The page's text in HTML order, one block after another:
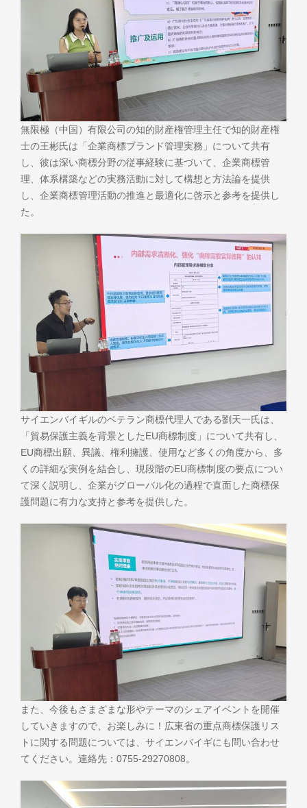
無限極（中国）有限公司の知的財産権管理主任で知的財産権
士の王彬氏は「企業商標ブランド管理実務」について共有
し、彼は深い商標分野の従事経験に基づいて、企業商標管
理、体系構築などの実務活動に対して構想と方法論を提供
し、企業商標管理活動の推進と最適化に啓示と参考を提供し
た。
サイエンバイギルのベテラン商標代理人である劉天一氏は、
「貿易保護主義を背景としたEU商標制度」について共有し、
EU商標出願、異議、権利擁護、使用など多くの角度から、多
くの詳細な実例を結合し、現段階のEU商標制度の要点につい
て深く説明し、企業がグローバル化の過程で直面した商標保
護問題に有力な支持と参考を提供した。
また、今後もさまざまな形やテーマのシェアイベントを開催
していきますので、お楽しみに！広東省の重点商標保護リス
トに関する問題については、サイエンバイギにも問い合わせ
てください。連絡先：0755-29270808。